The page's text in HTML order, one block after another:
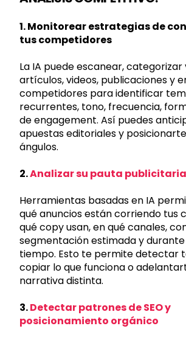
1. Monitorear estrategias de
tus competidores
La IA puede escanear, categorizar
artículos, videos, publicaciones y
competidores para identificar
recurrentes, tono, frecuencia,
de engagement. Así puedes
apuestas editoriales y
ángulos.
2.Analizar su pauta publicitaria
Herramientas basadas en IA
qué anuncios están corriendo tus
qué copy usan, en qué canales,
segmentación estimada y
tiempo. Esto te permite detectar
copiar lo que funciona o
narrativa distinta.
3.Detectar patrones de SEO y
posicionamiento orgánico